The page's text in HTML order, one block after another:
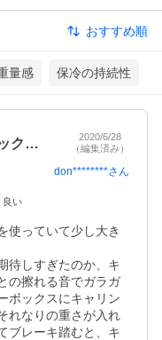
おすすめ順
量感 保冷の持続性
伸縮のハンドルが まともにロックしない
2020/6/28
（編集済み）
don********さん
良い
使っていて少し大き
待しすぎたのか、キ
の擦れる音でガラガ
ボックスにキャリン
れなりの重さが入れ
ブレーキ踏むと、キ